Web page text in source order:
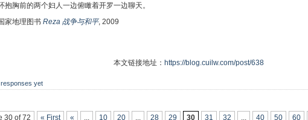
抱胸前的两个妇人一边俯瞰着开罗一边聊天。
家地理图书 Reza 战争与和平, 2009
本文链接地址： https://blog.cuilw.com/post/638
responses yet
30 of 72 « First « 10 20 28 29 30 31 32 40 50 60